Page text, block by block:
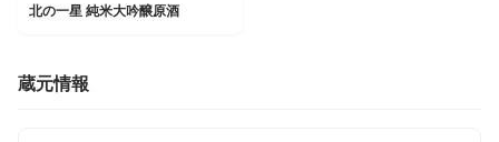
北の一星 純米大吟醸原酒
蔵元情報